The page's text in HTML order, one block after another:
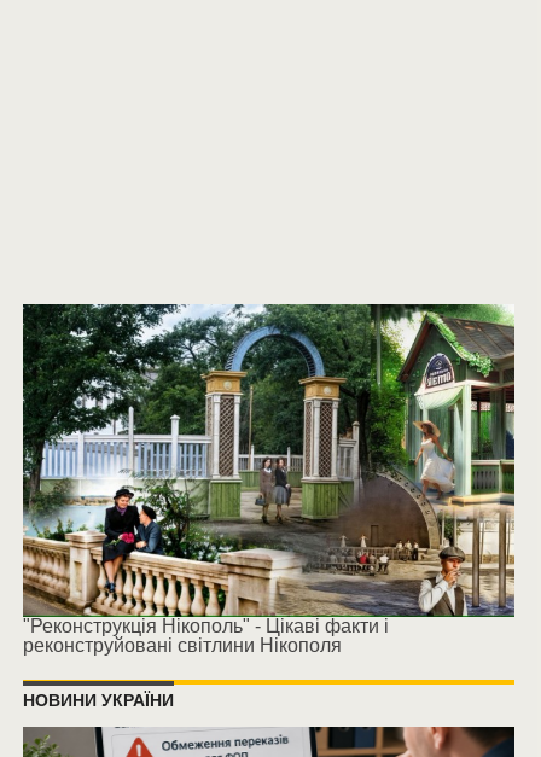
"Реконструкція Нікополь" - Цікаві факти і
реконструйовані світлини Нікополя
НОВИНИ УКРАЇНИ